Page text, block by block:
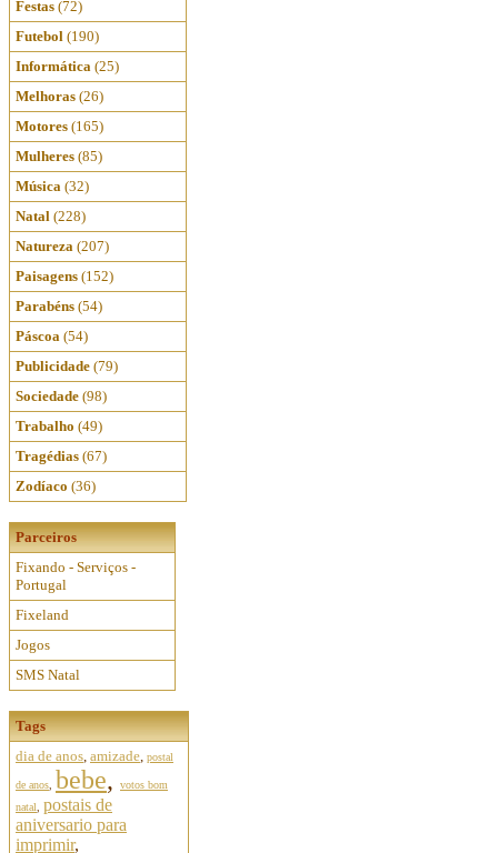
Festas (72)
Futebol (190)
Informática (25)
Melhoras (26)
Motores (165)
Mulheres (85)
Música (32)
Natal (228)
Natureza (207)
Paisagens (152)
Parabéns (54)
Páscoa (54)
Publicidade (79)
Sociedade (98)
Trabalho (49)
Tragédias (67)
Zodíaco (36)
Parceiros
Fixando - Serviços -
Portugal
Fixeland
Jogos
SMS Natal
Tags
dia de anos, amizade, postal
de anos bebe,
votos bom
natal
postais de
aniversario para
imprimir,